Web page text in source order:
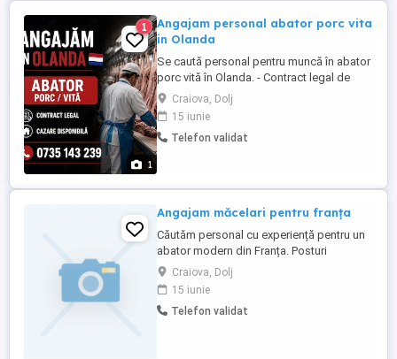
1
1
Angajam personal abator porc vita
in Olanda
Se caută personal pentru muncă în abator
porc vită în Olanda. - Contract legal de
muncă - Program full-time - Plecări rapide -
Se acceptă bărbați și cupluri - Salariu:
13,50 net oră - Cazare contra cost: 400 425
lună - Asigurare medicală: 165 lună - La
Craiova, Dolj
15 iunie
Telefon validat
Angajam măcelari pentru franța
Căutăm personal cu experiență pentru un
abator modern din Franța. Posturi
disponibile: Dezosatori bovine și porcine
(Désosseur B uf et Porc) Separatori
Fasonatori bovine față și spate (Pareur B
uf Avant et Arri re) Măcelari cu experiență
Craiova, Dolj
15 iunie
Telefon validat